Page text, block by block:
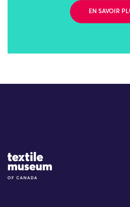
EN SAVOIR
Site Logo